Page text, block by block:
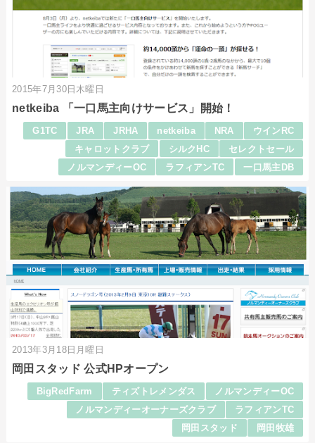
2015年7月30日木曜日
netkeiba 「一口馬主向けサービス」開始！
G1TC JRA JRHA netkeiba NRA
ウインRC
キャロットクラブ
シルクHC
セレクトセール
ノルマンディーOC
ラフィアンTC 一口馬主DB
2013年3月18日月曜日
岡田スタッド 公式HPオープン
BigRedFarm ティズトレメンダス
ノルマンディーOC
ノルマンディーオーナーズクラブ
ラフィアンTC
岡田スタッド
岡田牧雄